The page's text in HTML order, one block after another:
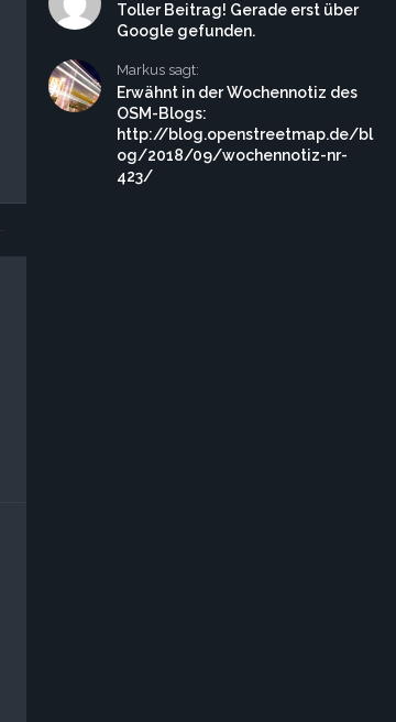
Toller Beitrag! Gerade erst über
Google gefunden.
Markus sagt:
Erwähnt in der Wochennotiz des
OSM-Blogs:
http://blog.openstreetmap.de/bl
og/2018/09/wochennotiz-nr-
423/